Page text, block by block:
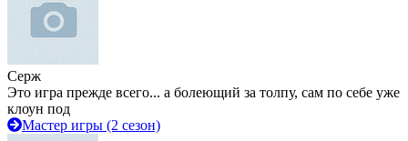
Серж
Это игра прежде всего... а болеющий за толпу, сам по себе уже
клоун под
Мастер игры (2 сезон)